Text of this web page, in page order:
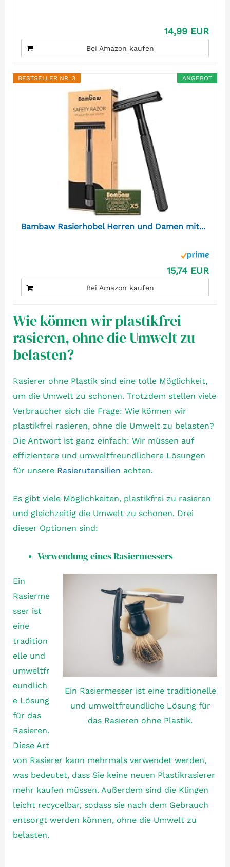
14,99 EUR
Bei Amazon kaufen
ANGEBOT
BESTSELLER NR. 3
Bambaw Rasierhobel Herren und Damen mit...
15,74 EUR
Bei Amazon kaufen
Wie können wir plastikfrei
rasieren, ohne die Umwelt zu
belasten?
Rasierer ohne Plastik sind eine tolle Möglichkeit,
um die Umwelt zu schonen. Trotzdem stellen viele
Verbraucher sich die Frage: Wie können wir
plastikfrei rasieren, ohne die Umwelt zu belasten?
Die Antwort ist ganz einfach: Wir müssen auf
effizientere und umweltfreundlichere Lösungen
für unsere Rasierutensilien achten.
Es gibt viele Möglichkeiten, plastikfrei zu rasieren
und gleichzeitig die Umwelt zu schonen. Drei
dieser Optionen sind:
Verwendung eines Rasiermessers
Ein Rasiermesser ist eine traditionelle
und umweltfreundliche Lösung für
das Rasieren ohne Plastik.
Ein
Rasierme
sser ist
eine
tradition
elle und
umweltfr
eundlich
e Lösung
für das
Rasieren.
Diese Art
von Rasierer kann mehrmals verwendet werden,
was bedeutet, dass Sie keine neuen Plastikrasierer
mehr kaufen müssen. Außerdem sind die Klingen
leicht recycelbar, sodass sie nach dem Gebrauch
entsorgt werden können, ohne die Umwelt zu
belasten.